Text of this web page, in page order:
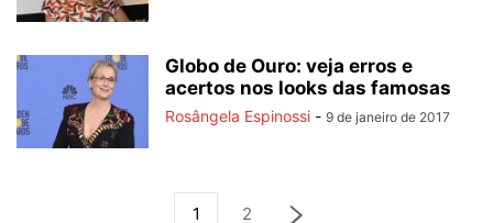
Globo de Ouro: veja erros e
acertos nos looks das famosas
Rosângela Espinossi - 9 de janeiro de 2017
1 2